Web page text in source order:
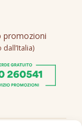
promozioni
dall’Italia)